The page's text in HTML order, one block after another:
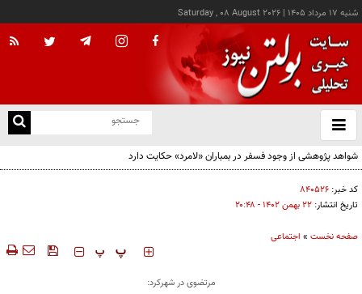
شنبه ۱۷ مرداد ۱۴۰۵ |
Saturday , 08 August 2026
باز
و
کد خبر: ۸۴۰۵۲۶
تاریخ انتشار: ۲۲ بهمن ۱۴۰۲ - ۲۰:۴۸
صفحه نخست » اجتماعی
‍‍‍ پ پ
مرتضوی در شهرکرد: